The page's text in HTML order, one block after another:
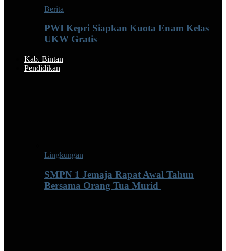
Berita
PWI Kepri Siapkan Kuota Enam Kelas
UKW Gratis
Kab. Bintan
Pendidikan
Lingkungan
SMPN 1 Jemaja Rapat Awal Tahun
Bersama Orang Tua Murid ‎